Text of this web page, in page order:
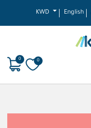
KWD English
0
0